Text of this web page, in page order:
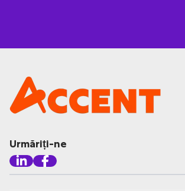
Urmăriți-ne